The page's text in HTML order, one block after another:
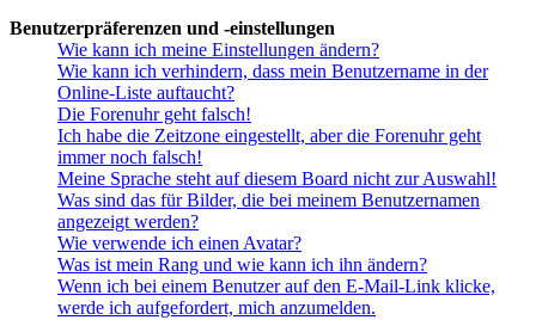
Benutzerpräferenzen und -einstellungen
Wie kann ich meine Einstellungen ändern?
Wie kann ich verhindern, dass mein Benutzername in der
Online-Liste auftaucht?
Die Forenuhr geht falsch!
Ich habe die Zeitzone eingestellt, aber die Forenuhr geht
immer noch falsch!
Meine Sprache steht auf diesem Board nicht zur Auswahl!
Was sind das für Bilder, die bei meinem Benutzernamen
angezeigt werden?
Wie verwende ich einen Avatar?
Was ist mein Rang und wie kann ich ihn ändern?
Wenn ich bei einem Benutzer auf den E-Mail-Link klicke,
werde ich aufgefordert, mich anzumelden.